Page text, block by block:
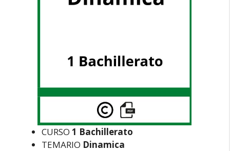
CURSO 1 Bachillerato
TEMARIO Dinamica